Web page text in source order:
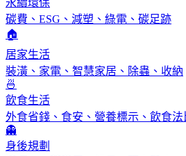
永續環保
碳費、ESG、減塑、綠電、碳足跡
🏠
居家生活
裝潢、家電、智慧家居、除蟲、收納
🍜
飲食生活
外食省錢、食安、營養標示、飲食法
👻
身後規劃